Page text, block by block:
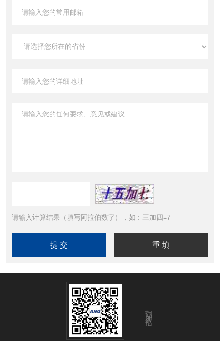
请输入计算结果（填写阿拉伯数字），如：三加四=7
扫码加微信